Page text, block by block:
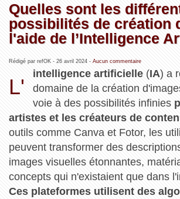
Quelles sont les
possibilités de création
l'aide de l’Intelligence
Rédigé par refOK - 26 avril 2024- Aucun commentaire
L'
intelligence artificielle (IA) a
domaine de la création
voie à des possibilités infinies
artistes et les créateurs de
outils comme Canva et Fotor, les
peuvent transformer des
images visuelles étonnantes,
concepts qui n'existaient que dans
Ces plateformes utilisent des